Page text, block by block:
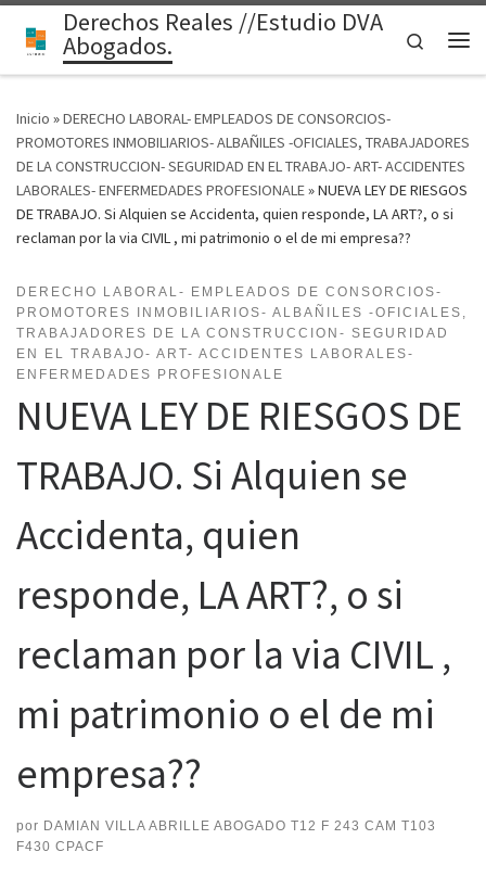
Saltar al contenido
Derechos Reales //Estudio DVA
Abogados.
Search
Inicio »DERECHO LABORAL- EMPLEADOS DE CONSORCIOS-
PROMOTORES INMOBILIARIOS- ALBAÑILES -OFICIALES, TRABAJADORES
DE LA CONSTRUCCION- SEGURIDAD EN EL TRABAJO- ART- ACCIDENTES
LABORALES- ENFERMEDADES PROFESIONALE»NUEVA LEY DE RIESGOS
DE TRABAJO. Si Alquien se Accidenta, quien responde, LA ART?, o si
reclaman por la via CIVIL , mi patrimonio o el de mi empresa??
DERECHO LABORAL- EMPLEADOS DE CONSORCIOS-
PROMOTORES INMOBILIARIOS- ALBAÑILES -OFICIALES,
TRABAJADORES DE LA CONSTRUCCION- SEGURIDAD
EN EL TRABAJO- ART- ACCIDENTES LABORALES-
ENFERMEDADES PROFESIONALE
NUEVA LEY DE RIESGOS DE
TRABAJO. Si Alquien se
Accidenta, quien
responde, LA ART?, o si
reclaman por la via CIVIL ,
mi patrimonio o el de mi
empresa??
por DAMIAN VILLA ABRILLE ABOGADO T12 F 243 CAM T103
F430 CPACF